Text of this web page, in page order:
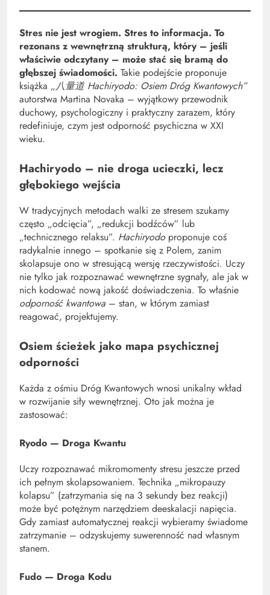
Stres nie jest wrogiem. Stres to informacja. To
rezonans z wewnętrzną strukturą, który – jeśli
właściwie odczytany – może stać się bramą do
głębszej świadomości. Takie podejście proponuje
książka „八量道 Hachiryodo: Osiem Dróg Kwantowych”
autorstwa Martina Novaka – wyjątkowy przewodnik
duchowy, psychologiczny i praktyczny zarazem, który
redefiniuje, czym jest odporność psychiczna w XXI
wieku.
Hachiryodo – nie droga ucieczki, lecz
głębokiego wejścia
W tradycyjnych metodach walki ze stresem szukamy
często „odcięcia”, „redukcji bodźców” lub
„technicznego relaksu”. Hachiryodoproponuje coś
radykalnie innego – spotkanie się z Polem, zanim
skolapsuje ono w stresującą wersję rzeczywistości. Uczy
nie tylko jak rozpoznawać wewnętrzne sygnały, ale jak w
nich kodować nową jakość doświadczenia. To właśnie
odporność kwantowa – stan, w którym zamiast
reagować, projektujemy.
Osiem ścieżek jako mapa psychicznej
odporności
Każda z ośmiu Dróg Kwantowych wnosi unikalny wkład
w rozwijanie siły wewnętrznej. Oto jak można je
zastosować:
Ryodo — Droga Kwantu
Uczy rozpoznawać mikromomenty stresu jeszcze przed
ich pełnym skolapsowaniem. Technika „mikropauzy
kolapsu” (zatrzymania się na 3 sekundy bez reakcji)
może być potężnym narzędziem deeskalacji napięcia.
Gdy zamiast automatycznej reakcji wybieramy świadome
zatrzymanie – odzyskujemy suwerenność nad własnym
stanem.
Fudo — Droga Kodu